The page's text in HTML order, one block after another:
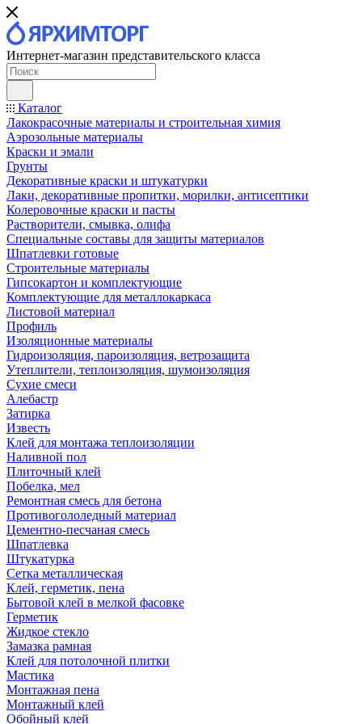
Интернет-магазин представительского класса
Каталог
Лакокрасочные материалы и строительная химия
Аэрозольные материалы
Краски и эмали
Грунты
Декоративные краски и штукатурки
Лаки, декоративные пропитки, морилки, антисептики
Колеровочные краски и пасты
Растворители, смывка, олифа
Специальные составы для защиты материалов
Шпатлевки готовые
Строительные материалы
Гипсокартон и комплектующие
Комплектующие для металлокаркаса
Листовой материал
Профиль
Изоляционные материалы
Гидроизоляция, пароизоляция, ветрозащита
Утеплители, теплоизоляция, шумоизоляция
Сухие смеси
Алебастр
Затирка
Известь
Клей для монтажа теплоизоляции
Наливной пол
Плиточный клей
Побелка, мел
Ремонтная смесь для бетона
Противогололедный материал
Цементно-песчаная смесь
Шпатлевка
Штукатурка
Сетка металлическая
Клей, герметик, пена
Бытовой клей в мелкой фасовке
Герметик
Жидкое стекло
Замазка рамная
Клей для потолочной плитки
Мастика
Монтажная пена
Монтажный клей
Обойный клей